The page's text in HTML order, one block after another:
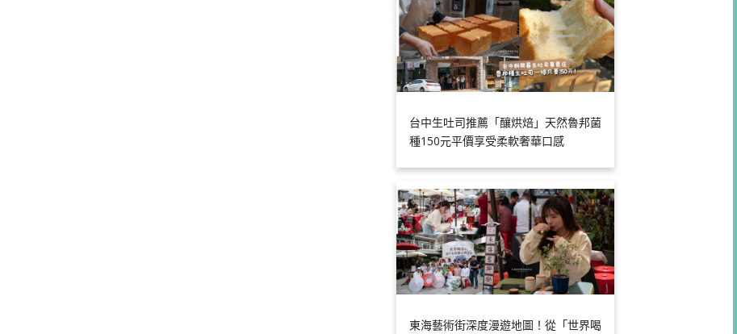
台中生吐司推薦「釀烘焙」天然魯邦菌
種150元平價享受柔軟奢華口感
東海藝術街深度漫遊地圖！從「世界喝